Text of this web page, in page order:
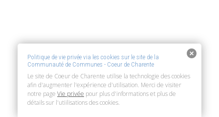
Politique de vie privée via les cookies sur le site de la
Communauté de Communes - Coeur de Charente
Le site de Coeur de Charente utilise la technologie des cookies
afin d'augmenter l'expérience d'utilisation. Merci de visiter
notre page Vie privée pour plus d'informations et plus de
détails sur l'utiilisations des cookies.